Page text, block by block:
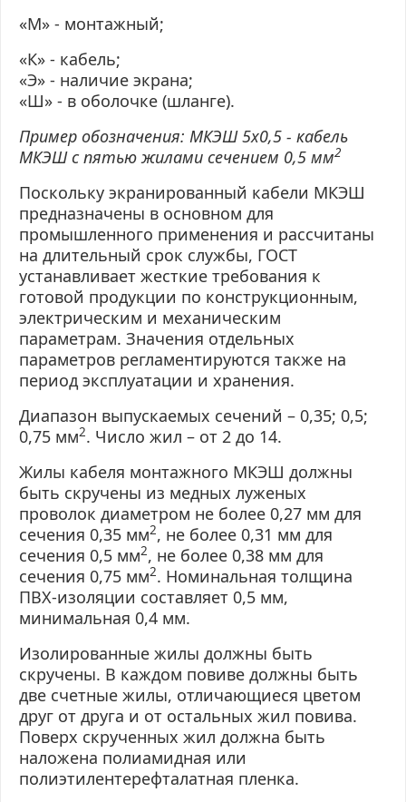
«М» - монтажный;
«К» - кабель;
«Э» - наличие экрана;
«Ш» - в оболочке (шланге).
Пример обозначения: МКЭШ 5х0,5 - кабель
МКЭШ с пятью жилами сечением 0,5 мм2
Поскольку экранированный кабели МКЭШ
предназначены в основном для
промышленного применения и рассчитаны
на длительный срок службы, ГОСТ
устанавливает жесткие требования к
готовой продукции по конструкционным,
электрическим и механическим
параметрам. Значения отдельных
параметров регламентируются также на
период эксплуатации и хранения.
Диапазон выпускаемых сечений – 0,35; 0,5;
0,75 мм2. Число жил – от 2 до 14.
Жилы кабеля монтажного МКЭШ должны
быть скручены из медных луженых
проволок диаметром не более 0,27 мм для
сечения 0,35 мм2, не более 0,31 мм для
сечения 0,5 мм2, не более 0,38 мм для
сечения 0,75 мм2. Номинальная толщина
ПВХ-изоляции составляет 0,5 мм,
минимальная 0,4 мм.
Изолированные жилы должны быть
скручены. В каждом повиве должны быть
две счетные жилы, отличающиеся цветом
друг от друга и от остальных жил повива.
Поверх скрученных жил должна быть
наложена полиамидная или
полиэтилентерефталатная пленка.